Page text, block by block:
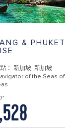
& PHUKET
： 新加坡, 新加坡
of the Seas of